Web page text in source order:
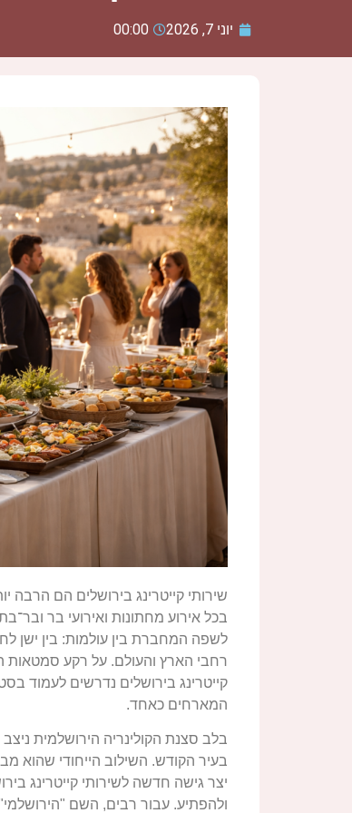
יוני 7, 2026 00:00
שירותי קייטרינג בירושלים הם הרבה
בכל אירוע מחתונות ואירועי בר
לשפה המחברת בין עולמות: בין ישן
רחבי הארץ והעולם. על רקע סמטאות
קייטרינג בירושלים נדרשים לעמוד
המארחים כאחד.
בלב סצנת הקולינריה הירושלמית ניצב
בעיר הקודש. השילוב הייחודי שהוא
יצר גישה חדשה לשירותי קייטרינג
ולהפתיע. עבור רבים, השם